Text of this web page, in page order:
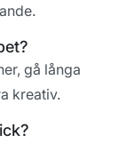
gå långa
kreativ.